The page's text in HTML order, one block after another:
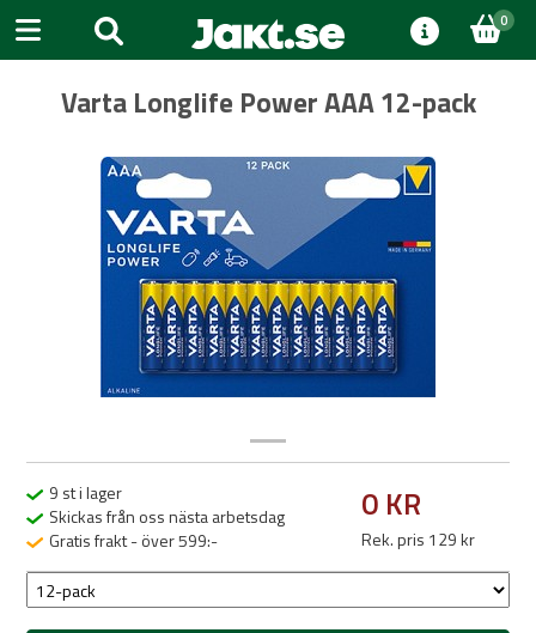
0
Varta Longlife Power AAA 12-pack
9 st i lager
Skickas från oss nästa arbetsdag
Gratis frakt - över 599:-
0 KR
Rek. pris 129 kr